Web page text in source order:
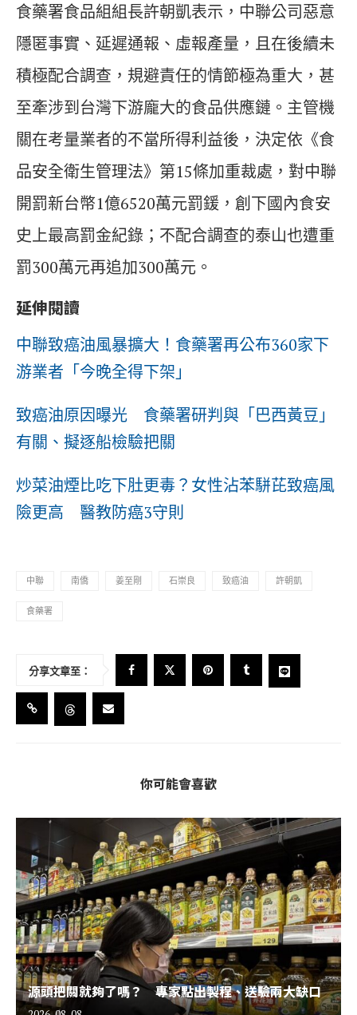
食藥署食品組組長許朝凱表示，中聯公司惡意
隱匿事實、延遲通報、虛報產量，且在後續未
積極配合調查，規避責任的情節極為重大，甚
至牽涉到台灣下游龐大的食品供應鏈。主管機
關在考量業者的不當所得利益後，決定依《食
品安全衛生管理法》第15條加重裁處，對中聯
開罰新台幣1億6520萬元罰鍰，創下國內食安
史上最高罰金紀錄；不配合調查的泰山也遭重
罰300萬元再追加300萬元。
延伸閱讀
中聯致癌油風暴擴大！食藥署再公布360家下
游業者「今晚全得下架」
致癌油原因曝光 食藥署研判與「巴西黃豆」
有關、擬逐船檢驗把關
炒菜油煙比吃下肚更毒？女性沾苯駢芘致癌風
險更高 醫教防癌3守則
中聯 南僑 姜至剛 石崇良 致癌油 許朝凱
食藥署
分享文章至：
你可能會喜歡
源頭把關就夠了嗎？ 專家點出製程、送驗兩大缺口